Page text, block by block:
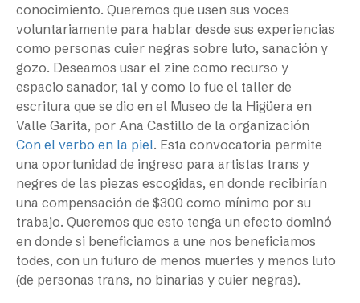
conocimiento. Queremos que usen sus voces
voluntariamente para hablar desde sus experiencias
como personas cuier negras sobre luto, sanación y
gozo. Deseamos usar el zine como recurso y
espacio sanador, tal y como lo fue el taller de
escritura que se dio en el Museo de la Higüera en
Valle Garita, por Ana Castillo de la organización
Con el verbo en la piel. Esta convocatoria permite
una oportunidad de ingreso para artistas trans y
negres de las piezas escogidas, en donde recibirían
una compensación de $300 como mínimo por su
trabajo. Queremos que esto tenga un efecto dominó
en donde si beneficiamos a une nos beneficiamos
todes, con un futuro de menos muertes y menos luto
(de personas trans, no binarias y cuier negras).